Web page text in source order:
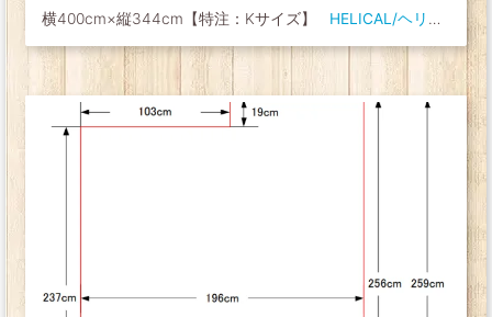
横400cm×縦344cm【特注：Kサイズ】 HELICAL/ヘリカル